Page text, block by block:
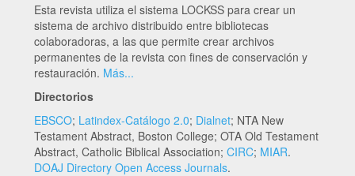
Esta revista utiliza el sistema LOCKSS para crear un
sistema de archivo distribuido entre bibliotecas
colaboradoras, a las que permite crear archivos
permanentes de la revista con fines de conservación y
restauración. Más...
Directorios
EBSCO; Latindex-Catálogo 2.0; Dialnet; NTA New
Testament Abstract, Boston College; OTA Old Testament
Abstract, Catholic Biblical Association; CIRC; MIAR.
DOAJ Directory Open Access Journals.